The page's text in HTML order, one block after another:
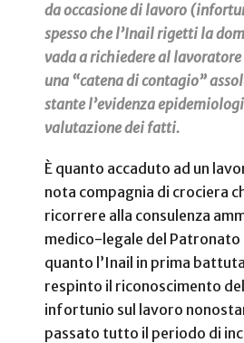
da occasione di lavoro
spesso che l’Inail rigetti la
vada a richiedere al lavoratore
una “catena di contagio”
stante l’evidenza
valutazione dei fatti.
È quanto accaduto ad un
nota compagnia di crociera
ricorrere alla consulenza
medico-legale del Patronato
quanto l’Inail in prima
respinto il riconoscimento
infortunio sul lavoro
passato tutto il periodo di